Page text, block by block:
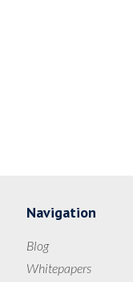
Navigation
Blog
Whitepapers